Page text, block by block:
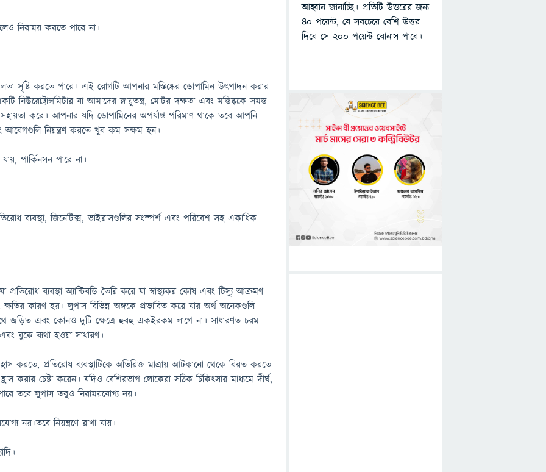
নিরাময় করতে পারে না।
সৃষ্টি করতে পারে। এই রোগটি আপনার মস্তিষ্কের ডোপামিন উত্পাদন করার
নিউরোট্রান্সমিটার যা আমাদের স্নায়ুতন্ত্র, মোটর দক্ষতা এবং মস্তিষ্ককে সমস্ত
করে। আপনার যদি ডোপামিনের অপর্যাপ্ত পরিমাণ থাকে তবে আপনি
নিয়ন্ত্রণ করতে খুব কম সক্ষম হন।
পার্কিনসন পারে না।
ব্যবস্থা, জিনেটিক্স, ভাইরাসগুলির সংস্পর্শ এবং পরিবেশ সহ একাধিক
প্রতিরোধ ব্যবস্থা অ্যান্টিবডি তৈরি করে যা স্বাস্থ্যকর কোষ এবং টিস্যু আক্রমণ
কারণ হয়। লুপাস বিভিন্ন অঙ্গকে প্রভাবিত করে যার অর্থ অনেকগুলি
জড়িত এবং কোনও দুটি ক্ষেত্রে হুবহু একইরকম লাগে না। সাধারণত চরম
এবং বুকে ব্যথা হওয়া সাধারণ।
করতে, প্রতিরোধ ব্যবস্থাটিকে অতিরিক্ত মাত্রায় আটকানো থেকে বিরত করতে
করার চেষ্টা করেন। যদিও বেশিরভাগ লোকেরা সঠিক চিকিত্সার মাধ্যমে দীর্ঘ,
তবে লুপাস তবুও নিরাময়যোগ্য নয়।
নয়।তবে নিয়ন্ত্রণে রাখা যায়।
আহ্বান জানাচ্ছি। প্রতিটি উত্তরের জন্য
৪০ পয়েন্ট, যে সবচেয়ে বেশি উত্তর
দিবে সে ২০০ পয়েন্ট বোনাস পাবে।